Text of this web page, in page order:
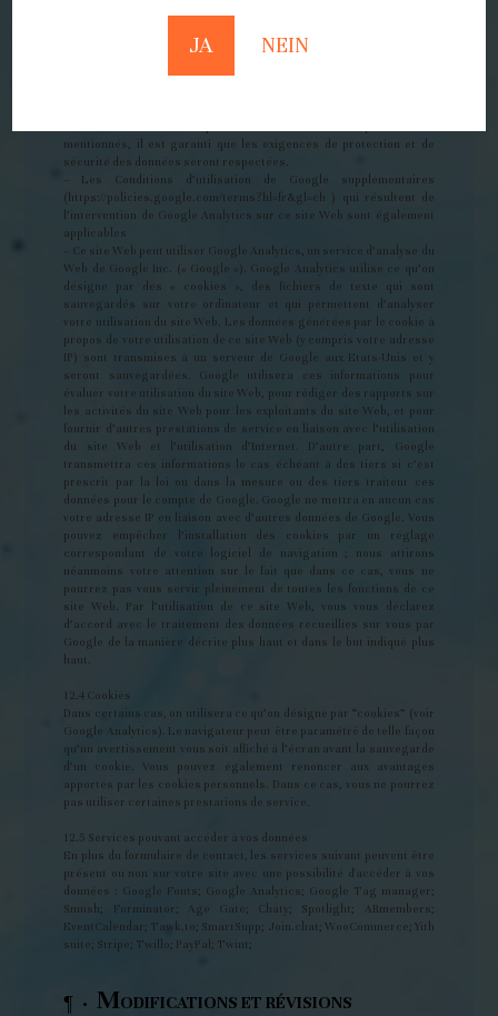
JA NEIN
Les données susmentionnées ne seront ni vendues, ni partagées
avec des tiers. Exceptions : Prestataire de services externes qui
traitent pour notre compte les données absolument nécessaires
pour cela. Il s’agit là en particulier des prestataires de service
mentionnés, il est garanti que les exigences de protection et de
sécurité des données seront respectées.
– Les Conditions d’utilisation de Google supplémentaires
(https://policies.google.com/terms?hl=fr&gl=ch ) qui résultent de
l’intervention de Google Analytics sur ce site Web sont également
applicables
– Ce site Web peut utiliser Google Analytics, un service d’analyse du
Web de Google Inc. (« Google »). Google Analytics utilise ce qu’on
désigne par des « cookies », des fichiers de texte qui sont
sauvegardés sur votre ordinateur et qui permettent d’analyser
votre utilisation du site Web. Les données générées par le cookie à
propos de votre utilisation de ce site Web (y compris votre adresse
IP) sont transmises à un serveur de Google aux Etats-Unis et y
seront sauvegardées. Google utilisera ces informations pour
évaluer votre utilisation du site Web, pour rédiger des rapports sur
les activités du site Web pour les exploitants du site Web, et pour
fournir d’autres prestations de service en liaison avec l’utilisation
du site Web et l’utilisation d’Internet. D’autre part, Google
transmettra ces informations le cas échéant à des tiers si c’est
prescrit par la loi ou dans la mesure où des tiers traitent ces
données pour le compte de Google. Google ne mettra en aucun cas
votre adresse IP en liaison avec d’autres données de Google. Vous
pouvez empêcher l’installation des cookies par un réglage
correspondant de votre logiciel de navigation ; nous attirons
néanmoins votre attention sur le fait que dans ce cas, vous ne
pourrez pas vous servir pleinement de toutes les fonctions de ce
site Web. Par l’utilisation de ce site Web, vous vous déclarez
d’accord avec le traitement des données recueillies sur vous par
Google de la manière décrite plus haut et dans le but indiqué plus
haut.
12.4 Cookies
Dans certains cas, on utilisera ce qu’on désigne par “cookies” (voir
Google Analytics). Le navigateur peut être paramétré de telle façon
qu’un avertissement vous soit affiché à l’écran avant la sauvegarde
d’un cookie. Vous pouvez également renoncer aux avantages
apportés par les cookies personnels. Dans ce cas, vous ne pourrez
pas utiliser certaines prestations de service.
12.5 Services pouvant accéder à vos données
En plus du formulaire de contact, les services suivant peuvent être
présent ou non sur votre site avec une possibilité d'accéder à vos
données : Google Fonts; Google Analytics; Google Tag manager;
Smush; Forminator; Age Gate; Chaty; Spotlight; ARmembers;
EventCalendar; Tawk.to; SmartSupp; Join.chat; WooCommerce; Yith
suite; Stripe; Twillo; PayPal; Twint;
¶ · MODIFICATIONS ET RÉVISIONS